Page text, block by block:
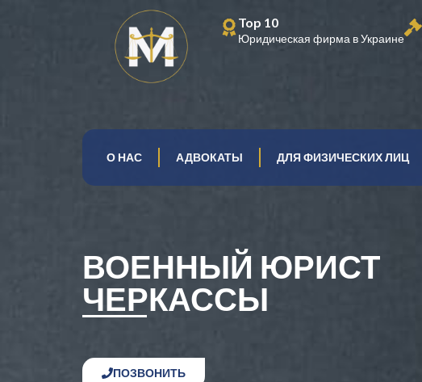
Top 10
Юридическая фирма в Украине
О НАС АДВОКАТЫ ДЛЯ ФИЗИЧЕСКИХ ЛИЦ
ВОЕННЫЙ ЮРИСТ
ЧЕРКАССЫ
ПОЗВОНИТЬ